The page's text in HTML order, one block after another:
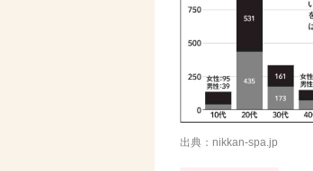
出典：nikkan-spa.jp